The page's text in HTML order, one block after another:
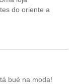
do oriente a
bué na moda!